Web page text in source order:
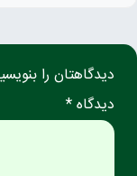
دیدگاهتان را
دیدگاه *